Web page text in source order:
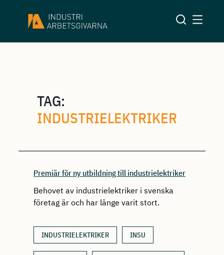
TAG:
INDUSTRIELEKTRIKER
Premiär för ny utbildning till industrielektriker
Behovet av industrielektriker i svenska
företag är och har länge varit stort.
INDUSTRIELEKTRIKER INSU